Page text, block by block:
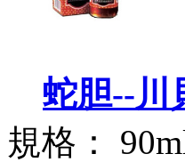
蛇胆--川
規格：